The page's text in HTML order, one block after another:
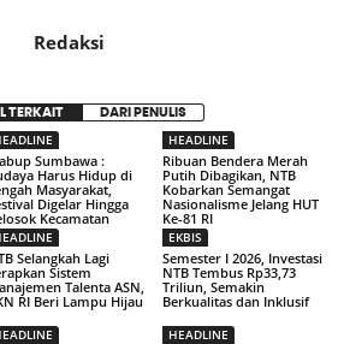
Redaksi
TERKAIT DARI PENULIS
Sumbawa :
Harus Hidup di
Masyarakat,
Digelar Hingga
Kecamatan
HEADLINE
Ribuan Bendera Merah
Putih Dibagikan, NTB
Kobarkan Semangat
Nasionalisme Jelang HUT
Ke-81 RI
Selangkah Lagi
Sistem
Talenta ASN,
RI Beri Lampu Hijau
EKBIS
Semester I 2026, Investasi
NTB Tembus Rp33,73
Triliun, Semakin
Berkualitas dan Inklusif
HEADLINE